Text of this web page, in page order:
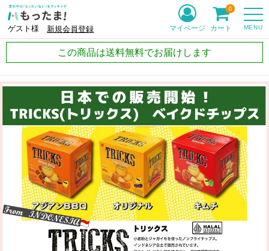
ゲスト様 新規会員登録 MENU
マイページ カート
0
この商品は送料無料でお届けします